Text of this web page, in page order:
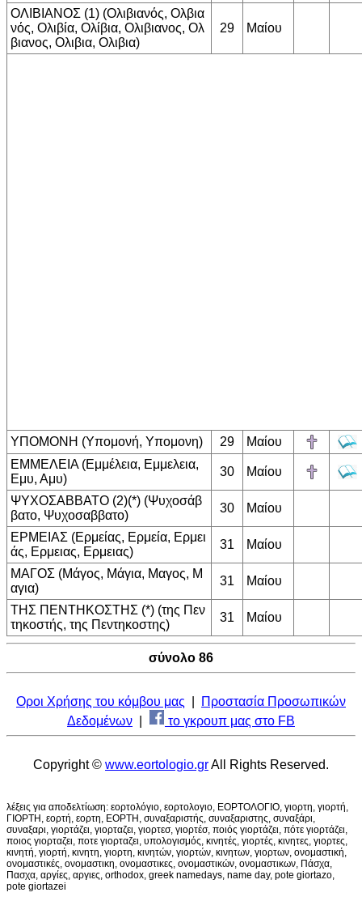
ΟΛΙΒΙΑΝΟΣ (1) (Ολιβιανός, Ολβια
νός, Ολιβία, Ολίβια, Ολιβιανος, Ολ
βιανος, Ολιβια, Ολιβια)
29 Μαίου
ΥΠΟΜΟΝΗ (Υπομονή, Υπομονη) 29
Μαίου
ΕΜΜΕΛΕΙΑ (Εμμέλεια, Εμμελεια,
Εμυ, Αμυ)
30 Μαίου
ΨΥΧΟΣΑΒΒΑΤΟ (2)(*) (Ψυχοσάβ
βατο, Ψυχοσαββατο)
30 Μαίου
ΕΡΜΕΙΑΣ (Ερμείας, Ερμεία, Ερμει
άς, Ερμειας, Ερμειας)
31 Μαίου
ΜΑΓΟΣ (Μάγος, Μάγια, Μαγος, Μ
αγια)
31 Μαίου
ΤΗΣ ΠΕΝΤΗΚΟΣΤΗΣ (*) (της Πεν
τηκοστής, της Πεντηκοστης)
31 Μαίου
σύνολο 86
Οροι Χρήσης του κόμβου μας
Προστασία Προσωπικών
Δεδομένων
το γκρουπ μας στο FB
Copyright © www.eortologio.grAll Rights Reserved.
λέξεις για αποδελτίωση: εορτολόγιο, εορτολογιο, ΕΟΡΤΟΛΟΓΙΟ, γιορτη, γιορτή,
ΓΙΟΡΤΗ, εορτή, εορτη, ΕΟΡΤΗ, συναξαριστής, συναξαριστης, συναξάρι,
συναξαρι, γιορτάζει, γιορταζει, γιορτεσ, γιορτέσ, ποιός γιορτάζει, πότε γιορτάζει,
ποιος γιορταζει, ποτε γιορταζει, υπολογισμός, κινητές, γιορτές, κινητες, γιορτες,
κινητή, γιορτή, κινητη, γιορτη, κινητών, γιορτών, κινητων, γιορτων, ονομαστική,
ονομαστικές, ονομαστικη, ονομαστικες, ονομαστικών, ονομαστικων, Πάσχα,
Πασχα, αργίες, αργιες, orthodox, greek namedays, name day, pote giortazo,
pote giortazei